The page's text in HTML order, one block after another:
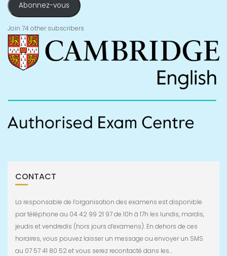
Abonnez-vous
Join 74 other subscribers
CONTACT
La responsable de l’organisation des examens est disponible
par téléphone au 04 42 99 21 97 de 10h à 17h les lundis, mardis,
jeudis et vendredis (hors jours d’examens). En dehors de ces
horaires, vous pouvez laisser un message ou envoyer un SMS
au 07 57 41 80 52 et vous serez recontacté dans les…